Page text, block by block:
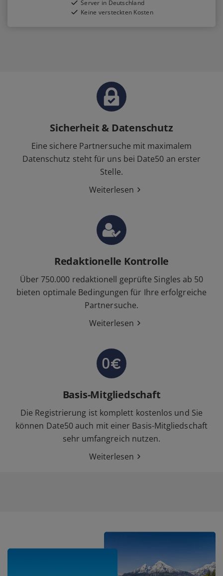
Server in Deutschland
Keine versteckten Kosten
Sicherheit & Datenschutz
Eine sichere Partnersuche mit maximalem
Datenschutz steht für uns bei Date50 an erster
Stelle.
Weiterlesen
Redaktionelle Kontrolle
Über 750.000 redaktionell geprüfte Singles ab 50
bieten optimale Bedingungen für Ihre erfolgreiche
Partnersuche.
Weiterlesen
Basis-Mitgliedschaft
Die Registrierung ist komplett kostenlos und Sie
können Date50 auch mit einer Basis-Mitgliedschaft
sehr umfangreich nutzen.
Weiterlesen